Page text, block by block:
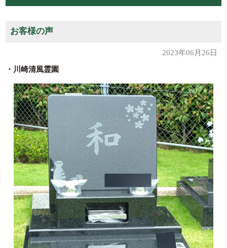
お客様の声
2023年06月26日
・川崎清風霊園